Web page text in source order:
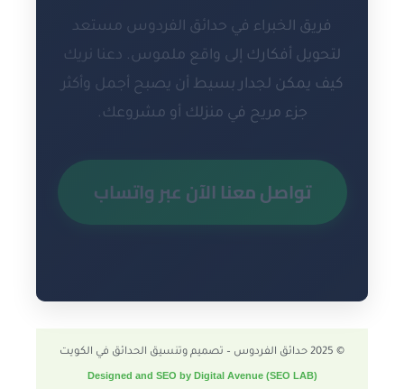
فريق الخبراء في حدائق الفردوس مستعد
لتحويل أفكارك إلى واقع ملموس. دعنا نريك
كيف يمكن لجدار بسيط أن يصبح أجمل وأكثر
جزء مريح في منزلك أو مشروعك.
تواصل معنا الآن عبر واتساب
© 2025 حدائق الفردوس – تصميم وتنسيق الحدائق في الكويت
Designed and SEO by Digital Avenue (SEO LAB)